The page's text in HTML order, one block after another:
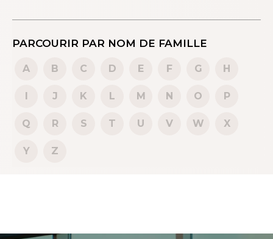
PARCOURIR PAR NOM DE FAMILLE
A B C D E F G H
I J K L M N O P
Q R S T U V W X
Y Z